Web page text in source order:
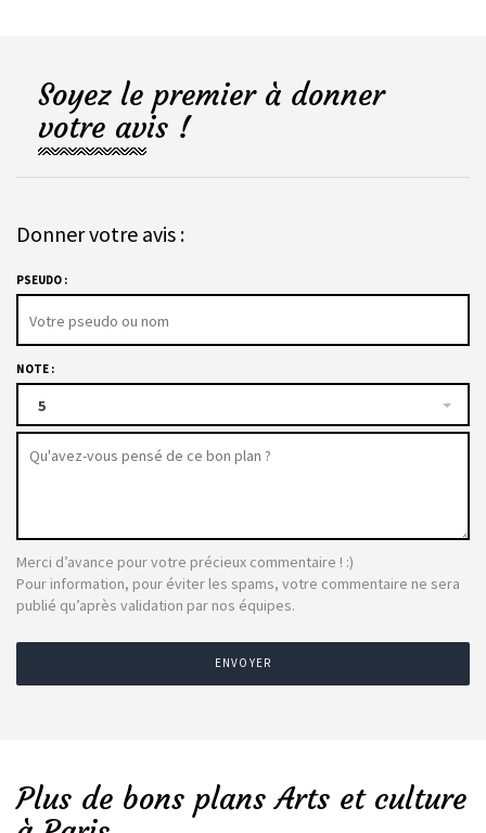
Soyez le premier à donner
votre avis !
Donner votre avis :
PSEUDO :
NOTE :
5
Merci d’avance pour votre précieux commentaire ! :)
Pour information, pour éviter les spams, votre commentaire ne sera
publié qu’après validation par nos équipes.
ENVOYER
Plus de bons plans Arts et culture